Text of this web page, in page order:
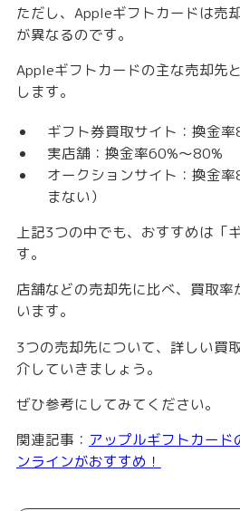
ただし、Appleギフトカードは売
が異なるのです。
Appleギフトカードの主な売却先
します。
ギフト券買取サイト：換金
実店舗：換金率60%〜80%
オークションサイト：換金
まない）
上記3つの中でも、おすすめは「
す。
店舗などの売却先に比べ、買取
います。
3つの売却先について、詳しい買
介していきましょう。
ぜひ参考にしてみてください。
関連記事： アップルギフトカー
ンラインがおすすめ！